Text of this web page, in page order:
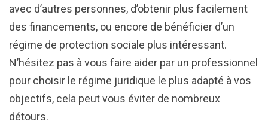
avec d’autres personnes, d’obtenir plus facilement
des financements, ou encore de bénéficier d’un
régime de protection sociale plus intéressant.
N’hésitez pas à vous faire aider par un professionnel
pour choisir le régime juridique le plus adapté à vos
objectifs, cela peut vous éviter de nombreux
détours.